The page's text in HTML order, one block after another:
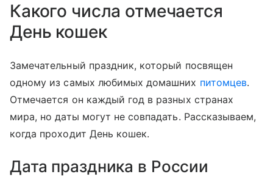
Какого числа отмечается
День кошек
Замечательный праздник, который посвящен
одному из самых любимых домашних питомцев.
Отмечается он каждый год в разных странах
мира, но даты могут не совпадать. Рассказываем,
когда проходит День кошек.
Дата праздника в России